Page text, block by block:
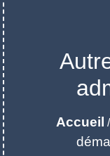
Accueil /